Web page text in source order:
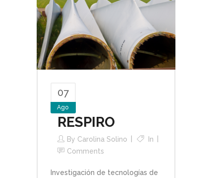
07
Ago
RESPIRO
By Carolina Solino
In
Comments
Investigación de tecnologías de